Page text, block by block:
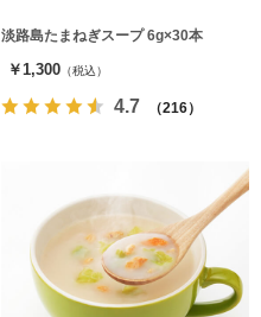
淡路島たまねぎスープ 6g×30本
￥1,300 （税込）
4.7 （216）